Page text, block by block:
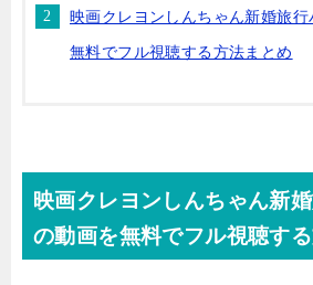
映画クレヨンしんちゃん新婚旅
無料でフル視聴する方法まとめ
映画クレヨンしんちゃん新
の動画を無料でフル視聴す